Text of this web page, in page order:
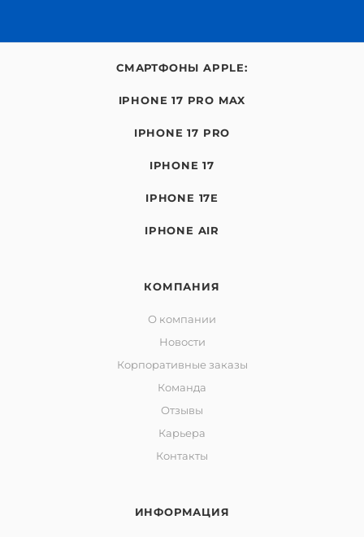
СМАРТФОНЫ APPLE:
IPHONE 17 PRO MAX
IPHONE 17 PRO
IPHONE 17
IPHONE 17E
IPHONE AIR
КОМПАНИЯ
О компании
Новости
Корпоративные заказы
Команда
Отзывы
Карьера
Контакты
ИНФОРМАЦИЯ